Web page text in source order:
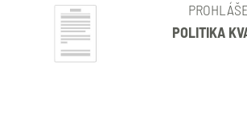
POLITIKA